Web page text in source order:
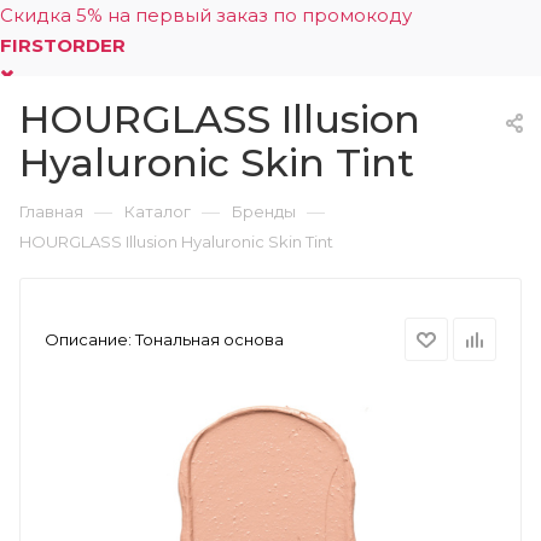
Скидка 5% на первый заказ по промокоду
FIRSTORDER
0
HOURGLASS Illusion
Hyaluronic Skin Tint
Главная — Каталог — Бренды —
HOURGLASS Illusion Hyaluronic Skin Tint
Описание:Тональная основа